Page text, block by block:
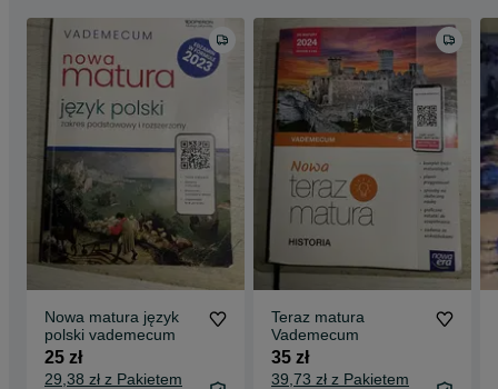
Nowa matura język
polski vademecum
25 zł
29,38 zł z Pakietem
Teraz matura
Vademecum
35 zł
39,73 zł z Pakietem